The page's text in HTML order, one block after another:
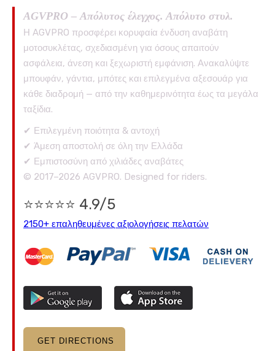
AGVPRO – Απόλυτος έλεγχος. Απόλυτο στυλ.
Η AGVPRO προσφέρει κορυφαία ένδυση αναβάτη
μοτοσυκλέτας, σχεδιασμένη για όσους απαιτούν
ασφάλεια, άνεση και ξεχωριστή εμφάνιση. Ανακαλύψτε
μπουφάν, γάντια, μπότες και επιλεγμένα αξεσουάρ για
κάθε διαδρομή — από την καθημερινότητα έως τα μεγάλα
ταξίδια.
✔ Επιλεγμένη ποιότητα & αντοχή
✔ Άμεση αποστολή σε όλη την Ελλάδα
✔ Εμπιστοσύνη από χιλιάδες αναβάτες
© 2017–2026 AGVPRO. Designed for riders.
⭐⭐⭐⭐⭐ 4.9/5
2150+ επαληθευμένες αξιολογήσεις πελατών
GET DIRECTIONS